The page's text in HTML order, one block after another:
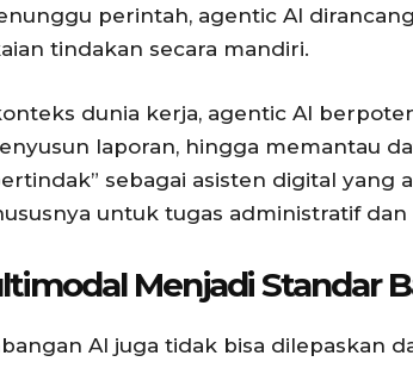
perintah, agentic AI
tindakan secara mandiri.
dunia kerja, agentic AI
laporan, hingga memantau
sebagai asisten digital
untuk tugas administratif
Menjadi Standar
AI juga tidak bisa dilepaskan